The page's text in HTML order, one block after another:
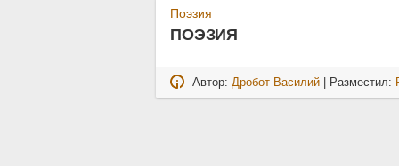
Поэзия
ПОЭЗИЯ
Автор: Дробот Василий | Разместил: